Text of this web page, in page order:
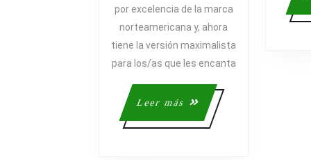
PARA
ENTRENOS
DIARIOS
por excelencia de la marca
norteamericana y, ahora
tiene la versión maximalista
para los/as que les encanta
Leer más
Leer
más